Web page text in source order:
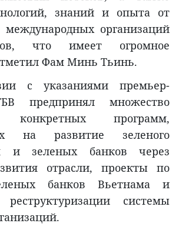
знаний и опыта от
международных организаций
что имеет огромное
Фам Минь Тьинь.
с указаниями премьер-
предпринял множество
программ,
на развитие зеленого
и зеленых банков через
отрасли, проекты по
банков Вьетнама и
системы